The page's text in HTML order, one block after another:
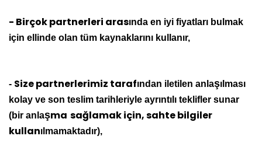
- Birçok partnerleri arasında en iyi fiyatları bulmak
için ellinde olan tüm kaynaklarını kullanır,
- Size partnerlerimiz tarafından iletilen anlaşılması
kolay ve son teslim tarihleriyle ayrıntılı teklifler sunar
(bir anlaşma sağlamak için, sahte bilgiler
kullanılmamaktadır),